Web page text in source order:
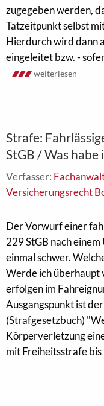
zugegeben werden,
Tatzeitpunkt selbst
Hierdurch wird dann
eingeleitet bzw. -
weiterlesen
Strafe:
StGB / Was habe
Verfasser:
Versicherungsrecht
Der Vorwurf einer
229 StGB nach
einmal schwer.
Werde ich überhaupt
erfolgen im
Ausgangspunkt ist
(Strafgesetzbuch)
Körperverletzung
mit Freiheitsstrafe bis